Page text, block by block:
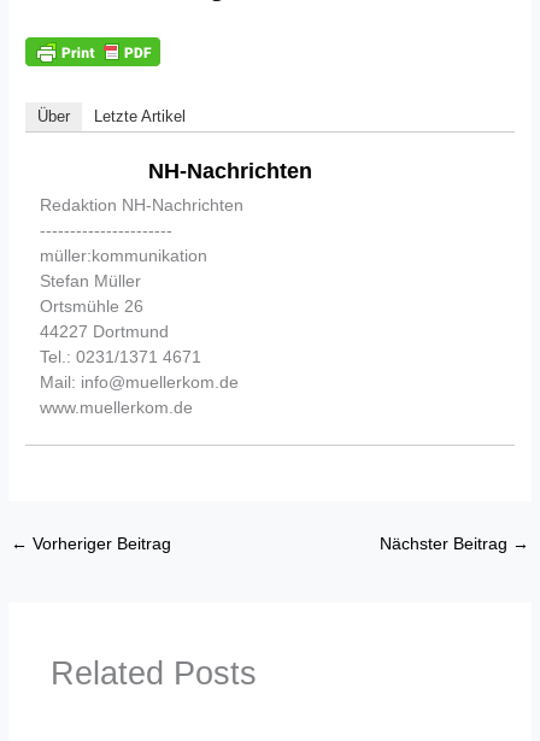
Über Letzte Artikel
NH-Nachrichten
Redaktion NH-Nachrichten
----------------------
müller:kommunikation
Stefan Müller
Ortsmühle 26
44227 Dortmund
Tel.: 0231/1371 4671
Mail: info@muellerkom.de
www.muellerkom.de
← Vorheriger Beitrag Nächster Beitrag →
Related Posts